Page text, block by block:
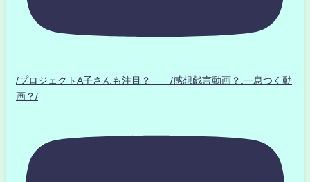
/プロジェクトA子さんも注目？ /感想戯言動画？.一息つく動
画？/